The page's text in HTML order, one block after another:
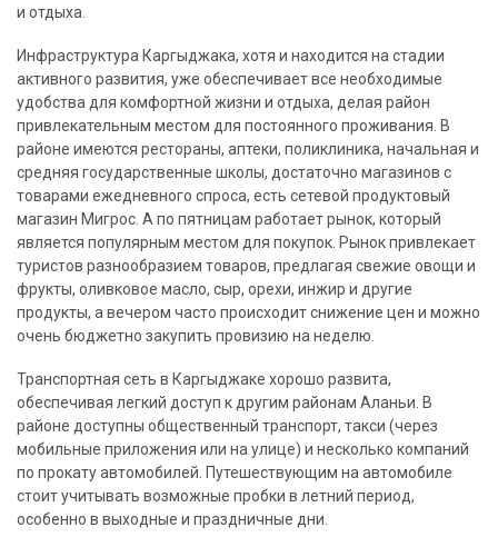
и отдыха.
Инфраструктура Каргыджака, хотя и находится на стадии
активного развития, уже обеспечивает все необходимые
удобства для комфортной жизни и отдыха, делая район
привлекательным местом для постоянного проживания. В
районе имеются рестораны, аптеки, поликлиника, начальная и
средняя государственные школы, достаточно магазинов с
товарами ежедневного спроса, есть сетевой продуктовый
магазин Мигрос. А по пятницам работает рынок, который
является популярным местом для покупок. Рынок привлекает
туристов разнообразием товаров, предлагая свежие овощи и
фрукты, оливковое масло, сыр, орехи, инжир и другие
продукты, а вечером часто происходит снижение цен и можно
очень бюджетно закупить провизию на неделю.
Транспортная сеть в Каргыджаке хорошо развита,
обеспечивая легкий доступ к другим районам Аланьи. В
районе доступны общественный транспорт, такси (через
мобильные приложения или на улице) и несколько компаний
по прокату автомобилей. Путешествующим на автомобиле
стоит учитывать возможные пробки в летний период,
особенно в выходные и праздничные дни.